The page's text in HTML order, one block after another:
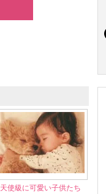
天使級に可愛い子供たち